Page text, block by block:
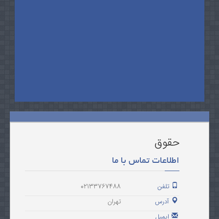
حقوق
اطلاعات تماس با ما
تلفن
02133767488
آدرس
تهران
ایمیل